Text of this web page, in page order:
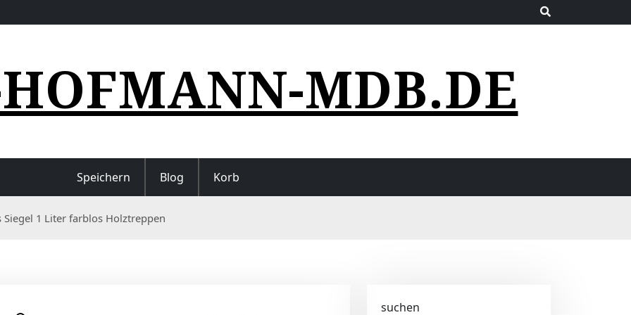
MDB.DE
Speichern Blog Korb
Siegel 1 Liter farblos Holztreppen
suchen